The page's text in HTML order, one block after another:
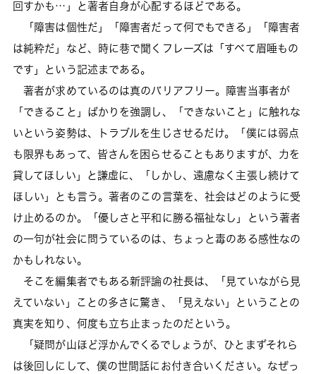
回すかも…」と著者自身が心配するほどである。
「障害は個性だ」「障害者だって何でもできる」「障害者
は純粋だ」など、時に巷で聞くフレーズは「すべて眉唾もの
です」という記述まである。
著者が求めているのは真のバリアフリー。障害当事者が
「できること」ばかりを強調し、「できないこと」に触れな
いという姿勢は、トラブルを生じさせるだけ。「僕には弱点
も限界もあって、皆さんを困らせることもありますが、力を
貸してほしい」と謙虚に、「しかし、遠慮なく主張し続けて
ほしい」とも言う。著者のこの言葉を、社会はどのように受
け止めるのか。「優しさと平和に勝る福祉なし」という著者
の一句が社会に問うているのは、ちょっと毒のある感性なの
かもしれない。
そこを編集者でもある新評論の社長は、「見ていながら見
えていない」ことの多さに驚き、「見えない」ということの
真実を知り、何度も立ち止まったのだという。
「疑問が山ほど浮かんでくるでしょうが、ひとまずそれら
は後回しにして、僕の世間話にお付き合いください。なぜっ